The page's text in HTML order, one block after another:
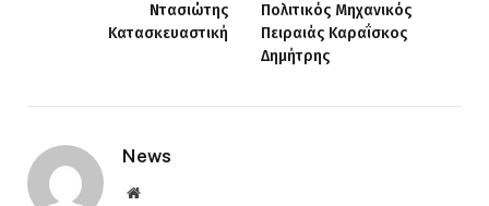
Ντασιώτης
Κατασκευαστική
Πολιτικός Μηχανικός
Πειραιάς Καραΐσκος
Δημήτρης
News
Website